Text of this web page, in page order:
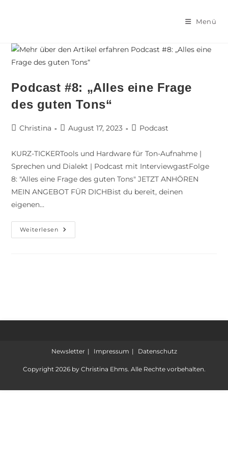
Menü
Podcast #8: „Alles eine Frage
des guten Tons“
Christina August 17, 2023 Podcast
KURZ-TICKERTools und Hardware für Ton-Aufnahme |
Sprechen und Dialekt | Podcast mit InterviewgastFolge
8: "Alles eine Frage des guten Tons" JETZT ANHÖREN
MEIN ANGEBOT FÜR DICHBist du bereit, deinen
eigenen…
Weiterlesen
Newsletter Impressum Datenschutz
Copyright 2026 by Christina Ehms. Alle Rechte vorbehalten.